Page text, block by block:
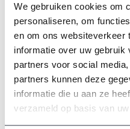
We gebruiken cookies om
personaliseren, om
en om ons websiteverkeer
informatie over uw gebruik
partners voor social
partners kunnen deze
informatie die u aan ze
verzameld op basis van
verkeerssituaties leer
toepast.